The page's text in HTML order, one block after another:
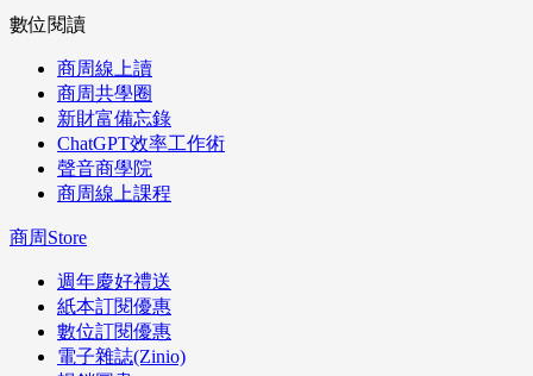
數位閱讀
商周線上讀
商周共學圈
新財富備忘錄
ChatGPT效率工作術
聲音商學院
商周線上課程
商周Store
週年慶好禮送
紙本訂閱優惠
數位訂閱優惠
電子雜誌(Zinio)